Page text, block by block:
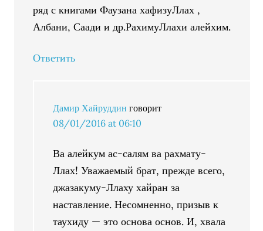
ряд с книгами Фаузана хафизуЛлах ,
Албани, Саади и др.РахимуЛлахи алейхим.
Ответить
Дамир Хайруддин говорит
08/01/2016 at 06:10
Ва алейкум ас-салям ва рахмату-
Ллах! Уважаемый брат, прежде всего,
джазакуму-Ллаху хайран за
наставление. Несомненно, призыв к
таухиду — это основа основ. И, хвала